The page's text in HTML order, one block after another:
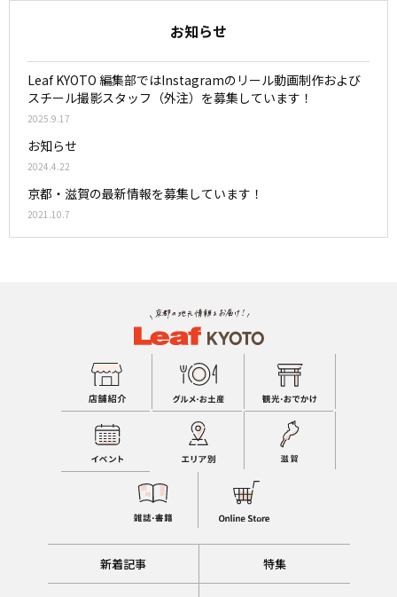
お知らせ
Leaf KYOTO 編集部ではInstagramのリール動画制作および
スチール撮影スタッフ（外注）を募集しています！
2025.9.17
お知らせ
2024.4.22
京都・滋賀の最新情報を募集しています！
2021.10.7
新着記事 特集